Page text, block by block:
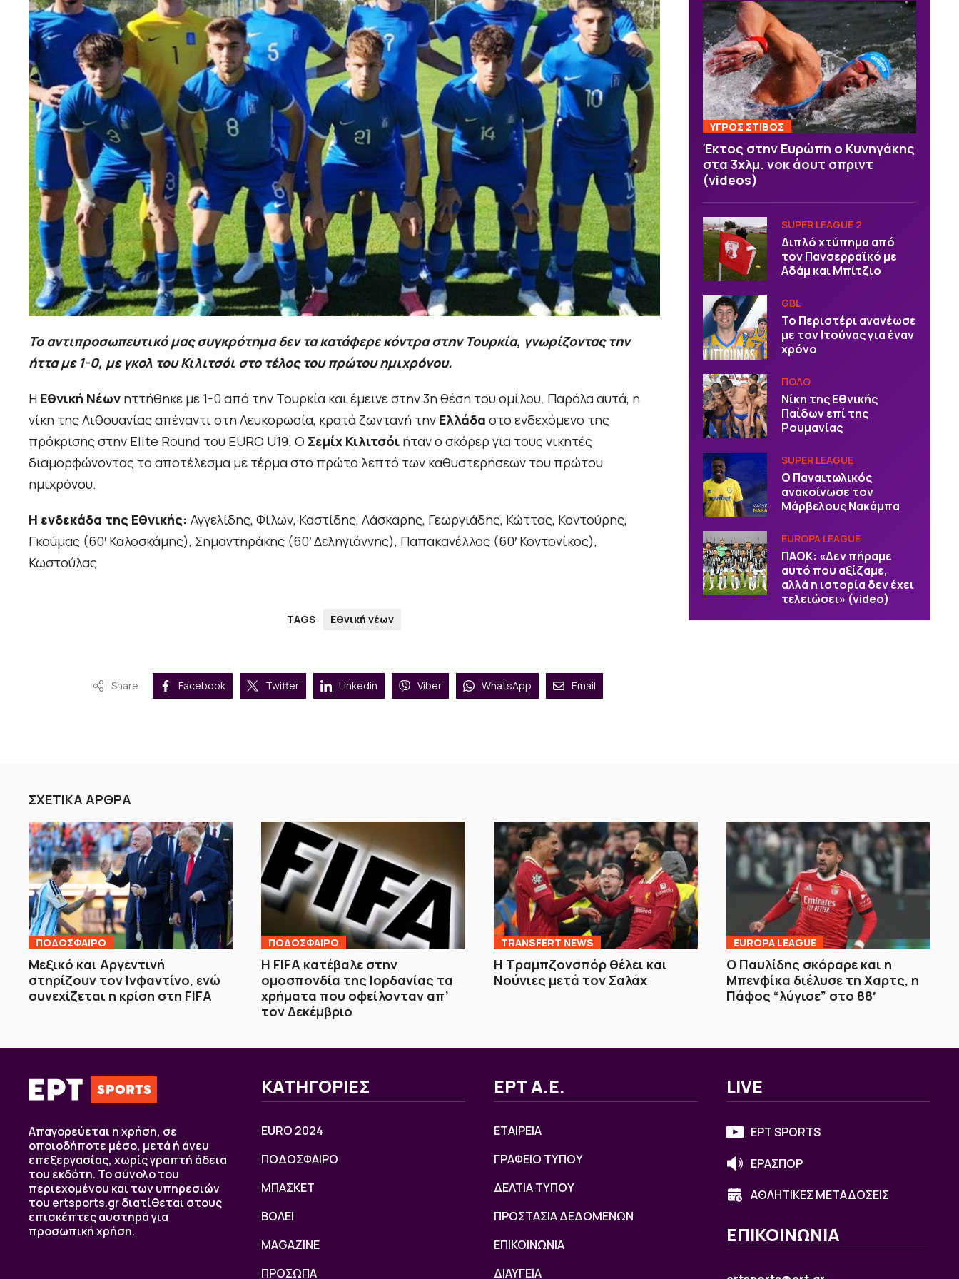
Το αντιπροσωπευτικό μας συγκρότημα δεν τα κατάφερε κόντρα στην Τουρκία, γνωρίζοντας την
ήττα με 1-0, με γκολ του Κιλιτσόι στο τέλος του πρώτου ημιχρόνου.
Η Εθνική Νέων ηττήθηκε με 1-0 από την Τουρκία και έμεινε στην 3η θέση του ομίλου. Παρόλα αυτά, η
νίκη της Λιθουανίας απέναντι στη Λευκορωσία, κρατά ζωντανή την Ελλάδα στο ενδεχόμενο της
πρόκρισης στην Elite Round του EURO U19. Ο Σεμίχ Κιλιτσόι ήταν ο σκόρερ για τους νικητές
διαμορφώνοντας το αποτέλεσμα με τέρμα στο πρώτο λεπτό των καθυστερήσεων του πρώτου
ημιχρόνου.
Η ενδεκάδα της Εθνικής: Αγγελίδης, Φίλων, Καστίδης, Λάσκαρης, Γεωργιάδης, Κώττας, Κοντούρης,
Γκούμας (60′ Καλοσκάμης), Σημαντηράκης (60′ Δεληγιάννης), Παπακανέλλος (60′ Κοντονίκος),
Κωστούλας
TAGS Εθνική νέων
Share Facebook Twitter Linkedin Viber WhatsApp Email
ΥΓΡΟΣ ΣΤΙΒΟΣ
Έκτος στην Ευρώπη ο Κυνηγάκης
στα 3χλμ. νοκ άουτ σπριντ
(videos)
SUPER LEAGUE 2
Διπλό χτύπημα από
τον Πανσερραϊκό με
Αδάμ και Μπίτζιο
GBL
Το Περιστέρι ανανέωσε
με τον Ιτούνας για έναν
χρόνο
ΠΟΛΟ
Νίκη της Εθνικής
Παίδων επί της
Ρουμανίας
SUPER LEAGUE
Ο Παναιτωλικός
ανακοίνωσε τον
Μάρβελους Νακάμπα
EUROPA LEAGUE
ΠΑΟΚ: «Δεν πήραμε
αυτό που αξίζαμε,
αλλά η ιστορία δεν έχει
τελειώσει» (video)
ΣΧΕΤΙΚΑ ΑΡΘΡΑ
ΠΟΔΟΣΦΑΙΡΟ
Μεξικό και Αργεντινή
στηρίζουν τον Ινφαντίνο, ενώ
συνεχίζεται η κρίση στη FIFA
ΠΟΔΟΣΦΑΙΡΟ
Η FIFA κατέβαλε στην
ομοσπονδία της Ιορδανίας τα
χρήματα που οφείλονταν απ’
τον Δεκέμβριο
TRANSFERT NEWS
Η Τραμπζονσπόρ θέλει και
Νούνιες μετά τον Σαλάχ
EUROPA LEAGUE
Ο Παυλίδης σκόραρε και η
Μπενφίκα διέλυσε τη Χαρτς, η
Πάφος “λύγισε” στο 88′
Απαγορεύεται η χρήση, σε
οποιοδήποτε μέσο, μετά ή άνευ
επεξεργασίας, χωρίς γραπτή άδεια
του εκδότη. Το σύνολο του
περιεχομένου και των υπηρεσιών
του ertsports.gr διατίθεται στους
επισκέπτες αυστηρά για
προσωπική χρήση.
ΚΑΤΗΓΟΡΙΕΣ
EURO 2024
ΠΟΔΟΣΦΑΙΡΟ
ΜΠΑΣΚΕΤ
ΒOΛΕΙ
MAGAZINE
ΠΡΟΣΩΠΑ
ΕΡΤ Α.Ε.
ΕΤΑΙΡΕΙΑ
ΓΡΑΦΕΙΟ ΤΥΠΟΥ
ΔΕΛΤΙΑ ΤΥΠΟΥ
ΠΡΟΣΤΑΣΙΑ ΔΕΔΟΜΕΝΩΝ
ΕΠΙΚΟΙΝΩΝΙΑ
ΔΙΑΥΓΕΙΑ
LIVE
ΕΡΤ SPORTS
ΕΡΑΣΠΟΡ
ΑΘΛΗΤΙΚΕΣ ΜΕΤΑΔΟΣΕΙΣ
ΕΠΙΚΟΙΝΩΝΙΑ